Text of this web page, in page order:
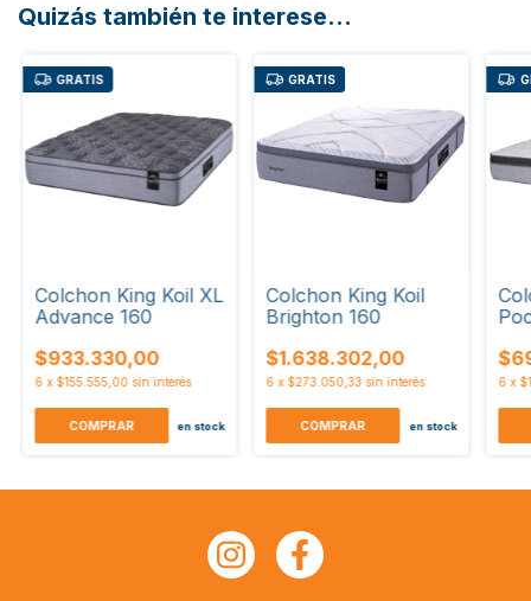
Quizás también te interese...
GRATIS
Colchon King Koil XL
Advance 160
$933.330,00
6 x $155.555,00 sin interés
COMPRAR en stock
GRATIS
Colchon King Koil
Brighton 160
$1.638.302,00
6 x $273.050,33 sin interés
COMPRAR en stock
6 x